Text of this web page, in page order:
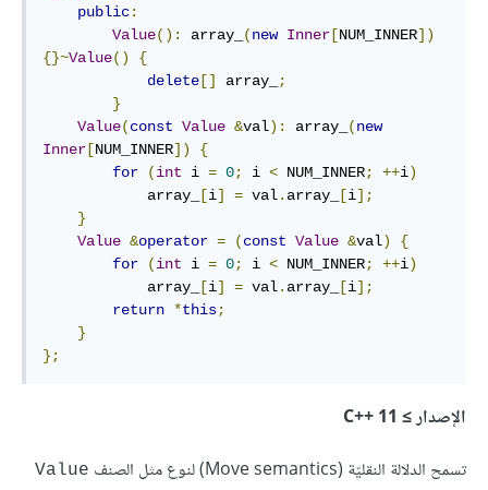
public:
Value(): array_ (new Inner [NUM_INNER])
{}~Value()
{
delete [] array_
;
}
Value(const Value &val): array_ (new
Inner [NUM_INNER])
{
for
(int i = 0; i < NUM_INNER; ++i)
            array_
[i] = val. array_ [i];
}
Value &operator = (const Value &val)
{
for
(int i = 0; i < NUM_INNER; ++i)
            array_
[i] = val. array_ [i];
return *this;
}
};
الإصدار ≥ C++‎ 11
تسمح الدلالة النقليّة (Move semantics) لنوع مثل الصنف
‎Value‎